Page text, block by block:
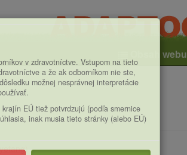
Obsah webu
v zdravotníctve. Vstupom na tieto
a že ak odborníkom nie ste,
možnej nesprávnej interpretácie
EÚ tiež potvrdzujú (podľa smernice
inak musia tieto stránky (alebo EÚ)